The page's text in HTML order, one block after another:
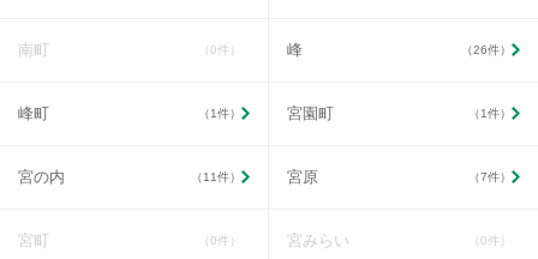
南町 （0件） 峰 （26件）
峰町 （1件） 宮園町 （1件）
宮の内 （11件） 宮原 （7件）
宮町 （0件） 宮みらい （0件）